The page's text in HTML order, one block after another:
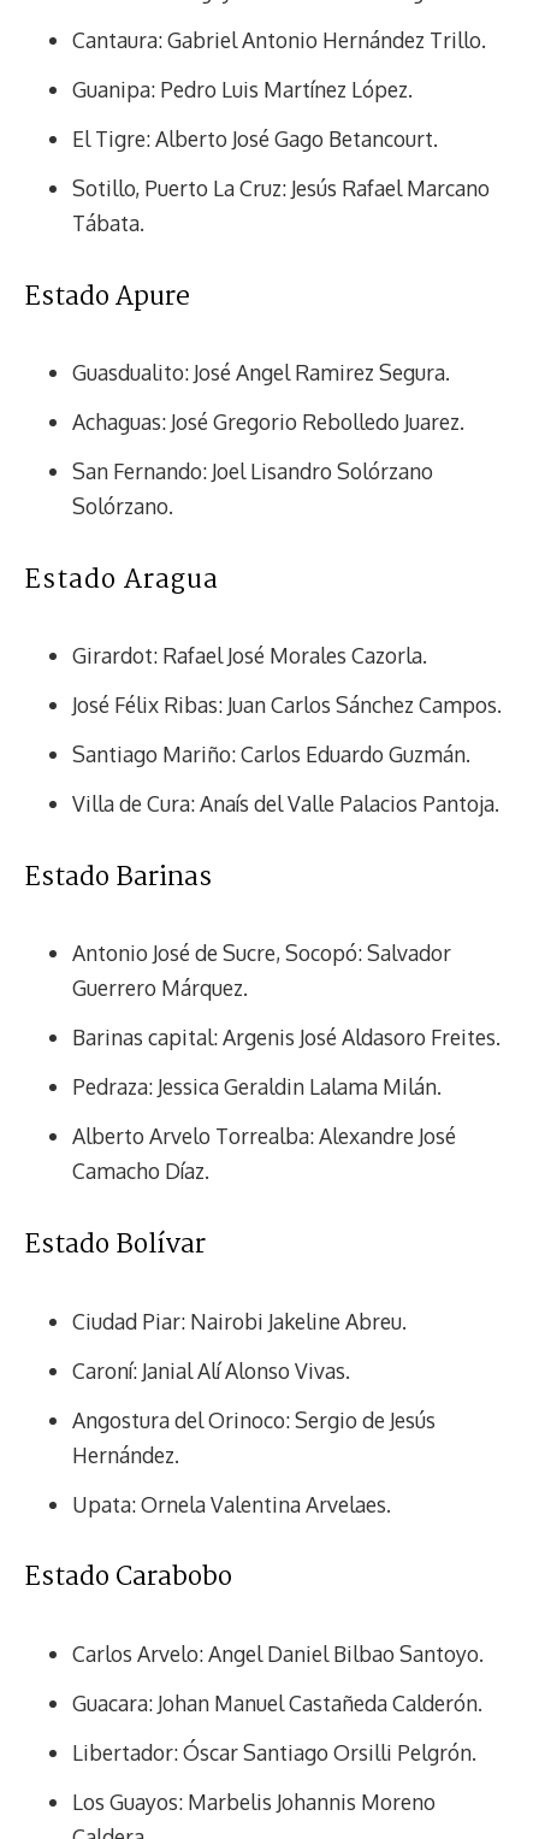
Cantaura: Gabriel Antonio Hernández Trillo.
Guanipa: Pedro Luis Martínez López.
El Tigre: Alberto José Gago Betancourt.
Sotillo, Puerto La Cruz: Jesús Rafael Marcano
Tábata.
Estado Apure
Guasdualito: José Angel Ramirez Segura.
Achaguas: José Gregorio Rebolledo Juarez.
San Fernando: Joel Lisandro Solórzano
Solórzano.
Estado Aragua
Girardot: Rafael José Morales Cazorla.
José Félix Ribas: Juan Carlos Sánchez Campos.
Santiago Mariño: Carlos Eduardo Guzmán.
Villa de Cura: Anaís del Valle Palacios Pantoja.
Estado Barinas
Antonio José de Sucre, Socopó: Salvador
Guerrero Márquez.
Barinas capital: Argenis José Aldasoro Freites.
Pedraza: Jessica Geraldin Lalama Milán.
Alberto Arvelo Torrealba: Alexandre José
Camacho Díaz.
Estado Bolívar
Ciudad Piar: Nairobi Jakeline Abreu.
Caroní: Janial Alí Alonso Vivas.
Angostura del Orinoco: Sergio de Jesús
Hernández.
Upata: Ornela Valentina Arvelaes.
Estado Carabobo
Carlos Arvelo: Angel Daniel Bilbao Santoyo.
Guacara: Johan Manuel Castañeda Calderón.
Libertador: Óscar Santiago Orsilli Pelgrón.
Los Guayos: Marbelis Johannis Moreno